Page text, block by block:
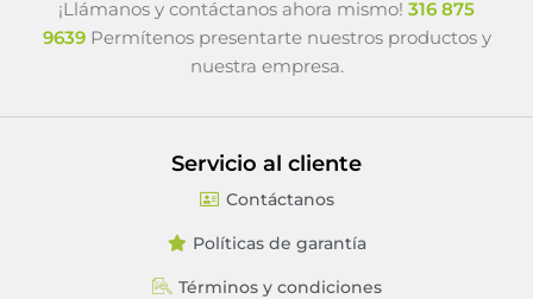
¡Llámanos y contáctanos ahora mismo! 316 875
9639Permítenos presentarte nuestros productos y
nuestra empresa.
Servicio al cliente
Contáctanos
Políticas de garantía
Términos y condiciones